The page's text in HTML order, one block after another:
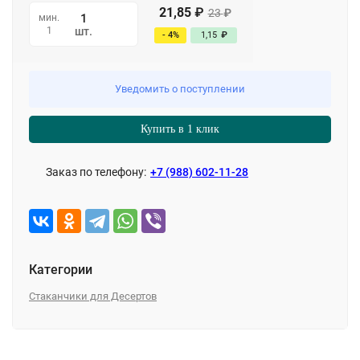
мин.
1
шт.
21,85 ₽ 23 ₽
- 4% 1,15 ₽
Уведомить о поступлении
Купить в 1 клик
Заказ по телефону: +7 (988) 602-11-28
Категории
Стаканчики для Десертов